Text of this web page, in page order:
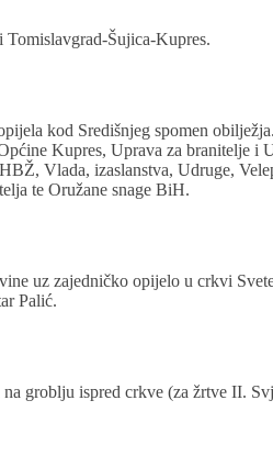
Tomislavgrad-Šujica-Kupres.
kod Središnjeg spomen
Kupres, Uprava za branitelje
Vlada, izaslanstva, Udruge,
te Oružane snage BiH.
uz zajedničko opijelo u crkvi
Palić.
groblju ispred crkve (za žrtve II.